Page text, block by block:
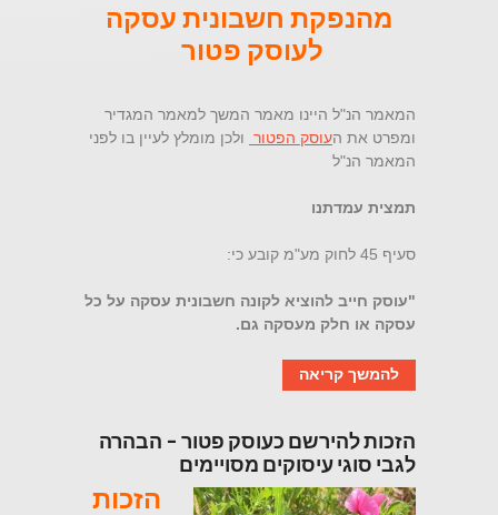
מהנפקת חשבונית עסקה
לעוסק פטור
המאמר הנ"ל היינו מאמר המשך למאמר המגדיר
ומפרט את העוסק הפטור ולכן מומלץ לעיין בו לפני
המאמר הנ"ל
תמצית עמדתנו
סעיף 45 לחוק מע"מ קובע כי:
"עוסק חייב להוציא לקונה חשבונית עסקה על כל
עסקה או חלק מעסקה גם.
להמשך קריאה
הזכות להירשם כעוסק פטור – הבהרה
לגבי סוגי עיסוקים מסויימים
הזכות